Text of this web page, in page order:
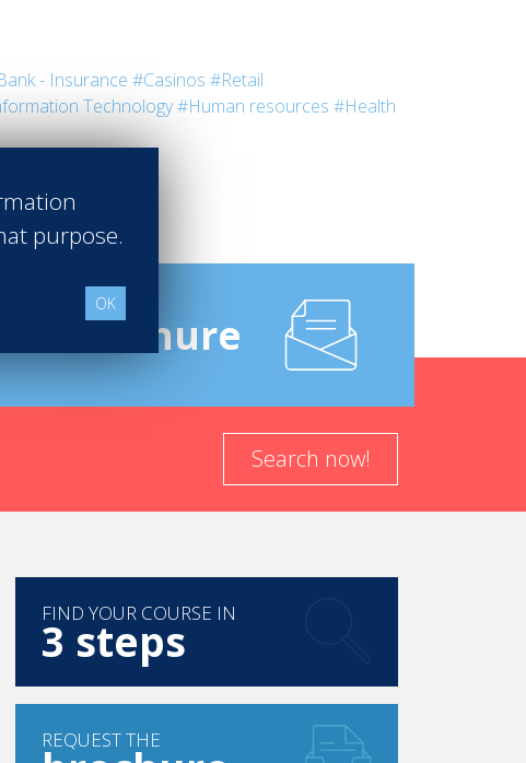
- Insurance #Casinos #Retail
Technology#Human resources #Health
Brochure
Search now!
FIND YOUR COURSE IN
3 steps
REQUEST THE
purpose.
OK